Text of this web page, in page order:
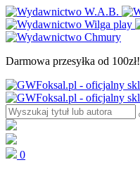
Darmowa przesyłka od 100zł!
0